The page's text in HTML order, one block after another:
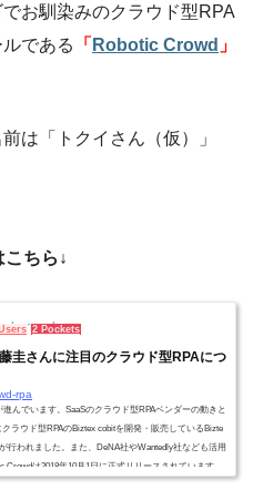
お馴染みのクラウド型RPA
である
「 Robotic Crowd 」
は「トクイさん（仮）」
ちら↓
2 Pockets
圭さんに注目のクラウド型RPAにつ
rpa
んでいます。SaaSのクラウド型RPAベンダーの動きと
ラウド型RPAのBiztex cobitを開発・販売しているBizte
行われました。また、DeNA社やWantedly社なども活用
Crowdは2018年10月1日に正式リリースされています。